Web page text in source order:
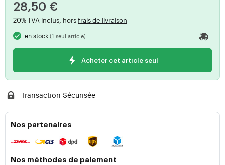
28,50 €
20% TVA inclus, horsfrais de livraison
en stock(1 seul article)
Acheter cet article seul
Transaction Sécurisée
Nos partenaires
Nos méthodes de paiement